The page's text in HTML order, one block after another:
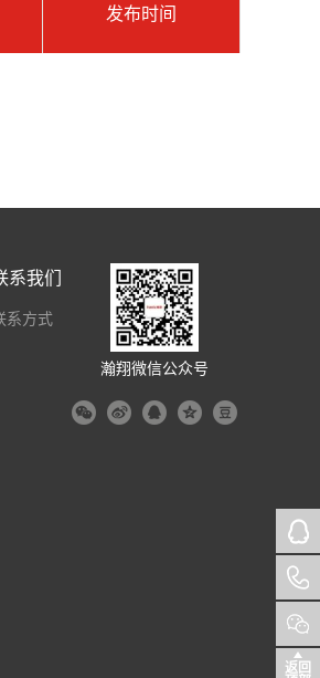
发布时间
瀚翔微信公众号
系我们
系方式
返回